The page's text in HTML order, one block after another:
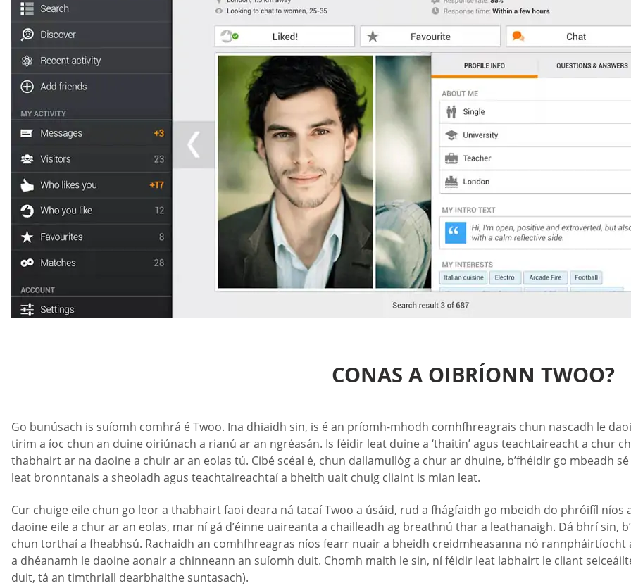
CONAS A OIBRÍONN TWOO?
Go bunúsach is suíomh comhrá é Twoo. Ina dhiaidh sin, is é an príomh-mhodh comhfhreagrais chun nascadh le
tirim a íoc chun an duine oiriúnach a rianú ar an ngréasán. Is féidir leat duine a ‘thaitin’ agus teachtaireacht a chur
thabhairt ar na daoine a chuir ar an eolas tú. Cibé scéal é, chun dallamullóg a chur ar dhuine, b’fhéidir go mbeadh
leat bronntanais a sheoladh agus teachtaireachtaí a bheith uait chuig cliaint is mian leat.
Cur chuige eile chun go leor a thabhairt faoi deara ná tacaí Twoo a úsáid, rud a fhágfaidh go mbeidh do phróifíl níos
daoine eile a chur ar an eolas, mar ní gá d’éinne uaireanta a chailleadh ag breathnú thar a leathanaigh. Dá bhrí
chun torthaí a fheabhsú. Rachaidh an comhfhreagras níos fearr nuair a bheidh creidmheasanna nó
a dhéanamh le daoine aonair a chinneann an suíomh duit. Chomh maith le sin, ní féidir leat labhairt le cliant
duit, tá an timthriall dearbhaithe suntasach).